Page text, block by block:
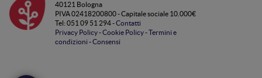
40121 Bologna
PIVA 02418200800 - Capitale sociale 10.000€
Tel: 051 09 51 294 -Contatti
Privacy Policy-Cookie Policy-Termini e
condizioni -Consensi